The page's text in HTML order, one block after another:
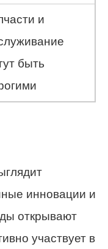
и
быть
инновации и
открывают
участвует в